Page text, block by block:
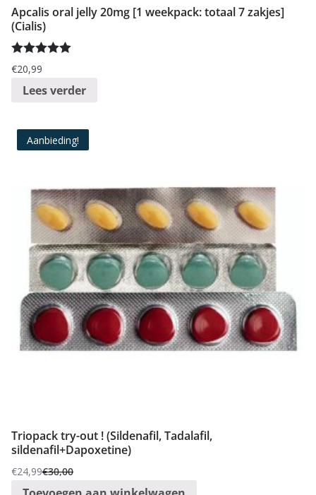
Apcalis oral jelly 20mg [1 weekpack: totaal 7 zakjes]
(Cialis)
Gewaardeer
€20,99
Lees verder
Aanbieding!
Triopack try-out ! (Sildenafil, Tadalafil,
sildenafil+Dapoxetine)
€30,00
Oorspronkelijke
€24,99
Huidige